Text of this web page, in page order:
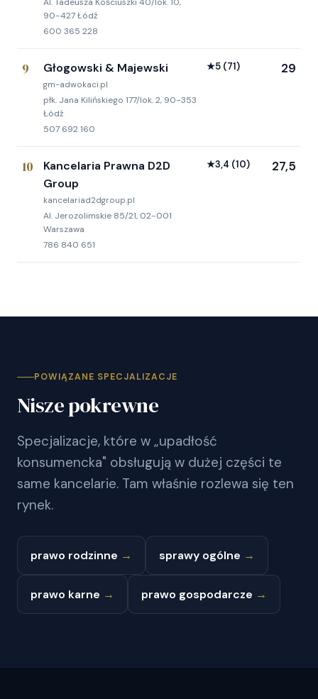
Al. Tadeusza Kościuszki 40/lok. 10,
90-427 Łódź
600 365 228
9 Głogowski & Majewski
gm-adwokaci.pl
płk. Jana Kilińskiego 177/lok. 2, 90-353
Łódź
507 692 160
★5 (71) 29
10
Kancelaria Prawna D2D
Group
kancelariad2dgroup.pl
Al. Jerozolimskie 85/21, 02-001
Warszawa
786 840 651
★3,4 (10) 27,5
POWIĄZANE SPECJALIZACJE
Nisze pokrewne
Specjalizacje, które w „upadłość
konsumencka" obsługują w dużej części te
same kancelarie. Tam właśnie rozlewa się ten
rynek.
prawo rodzinne → sprawy ogólne →
prawo karne → prawo gospodarcze →